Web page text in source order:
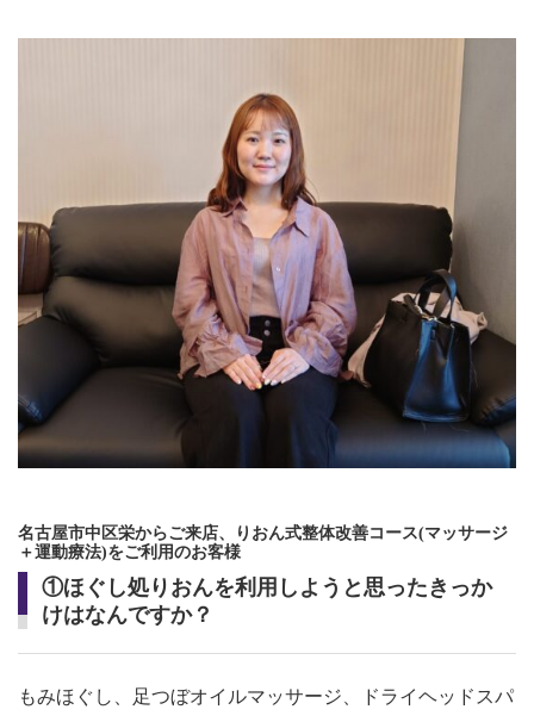
名古屋市中区栄からご来店、りおん式整体改善コース(マッサージ
＋運動療法)をご利用のお客様
①ほぐし処りおんを利用しようと思ったきっか
けはなんですか？
もみほぐし、足つぼオイルマッサージ、ドライヘッドスパ